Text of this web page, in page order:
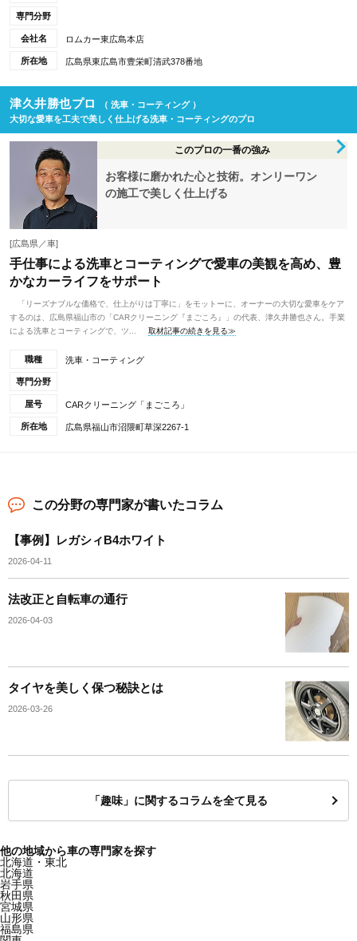
専門分野
会社名 ロムカー東広島本店
所在地 広島県東広島市豊栄町清武378番地
津久井勝也プロ
（ 洗車・コーティング ）
大切な愛車を工夫で美しく仕上げる洗車・コーティングのプロ
このプロの一番の強み
お客様に磨かれた心と技術。オンリーワン
の施工で美しく仕上げる
[広島県／車]
手仕事による洗車とコーティングで愛車の美観を高め、豊
かなカーライフをサポート
「リーズナブルな価格で、仕上がりは丁寧に」をモットーに、オーナーの大切な愛車をケア
するのは、広島県福山市の「CARクリーニング『まごころ』」の代表、津久井勝也さん。手業
による洗車とコーティングで、ツ...
取材記事の続きを見る≫
職種 洗車・コーティング
専門分野
屋号 CARクリーニング「まごころ」
所在地 広島県福山市沼隈町草深2267-1
この分野の専門家が書いたコラム
【事例】レガシィB4ホワイト
2026-04-11
法改正と自転車の通行
2026-04-03
タイヤを美しく保つ秘訣とは
2026-03-26
「趣味」に関するコラムを全て見る
他の地域から車の専門家を探す
北海道・東北
北海道
岩手県
秋田県
宮城県
山形県
福島県